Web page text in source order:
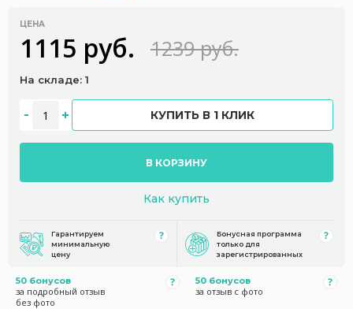
ЦЕНА
1115 руб. 1239 руб.
На складе: 1
КУПИТЬ В 1 КЛИК
В КОРЗИНУ
Как купить
Гарантируем
минимальную
цену
Бонусная программа
только для
зарегистрированных
50 бонусов
за подробный отзыв
без фото
50 бонусов
за отзыв с фото